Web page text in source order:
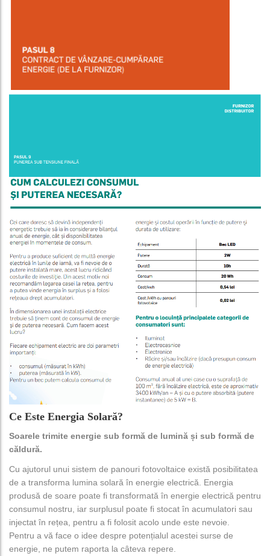
Ce Este Energia Solară?
Soarele trimite energie sub formă de lumină și sub formă de
căldură.
Cu ajutorul unui sistem de panouri fotovoltaice există posibilitatea
de a transforma lumina solară în energie electrică. Energia
produsă de soare poate fi transformată în energie electrică pentru
consumul nostru, iar surplusul poate fi stocat în acumulatori sau
injectat în rețea, pentru a fi folosit acolo unde este nevoie.
Pentru a vă face o idee despre potențialul acestei surse de
energie, ne putem raporta la câteva repere.